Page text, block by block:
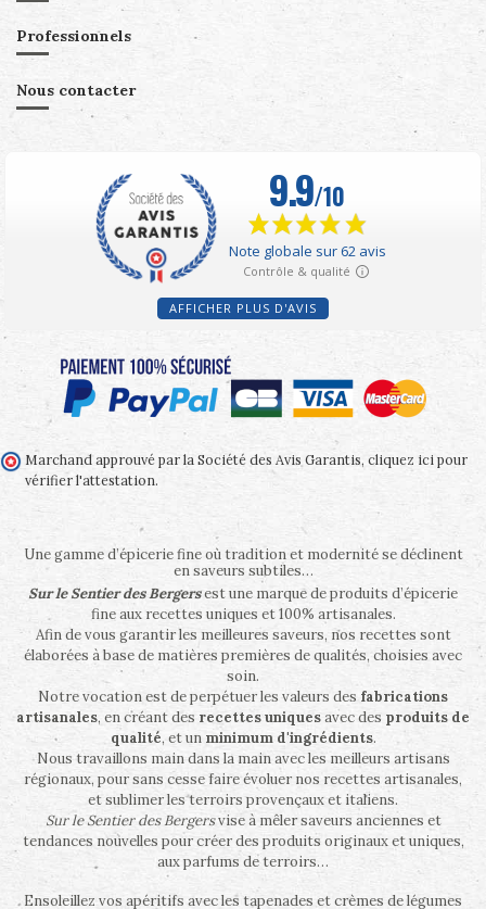
Professionnels
Nous contacter
AFFICHER PLUS D'AVIS
Marchand approuvé par la Société des Avis Garantis, cliquez ici pour
vérifier l'attestation.
Une gamme d’épicerie fine où tradition et modernité se déclinent
en saveurs subtiles…
Sur le Sentier des Bergersest une marque de produits d’épicerie
fine aux recettes uniques et 100% artisanales.
Afin de vous garantir les meilleures saveurs, nos recettes sont
élaborées à base de matières premières de qualités, choisies avec
soin.
Notre vocation est de perpétuer les valeurs des fabrications
artisanales, en créant des recettes uniquesavec des produits de
qualité, et un minimum d'ingrédients.
Nous travaillons main dans la main avec les meilleurs artisans
régionaux, pour sans cesse faire évoluer nos recettes artisanales,
et sublimer les terroirs provençaux et italiens.
Sur le Sentier des Bergersvise à mêler saveurs anciennes et
tendances nouvelles pour créer des produits originaux et uniques,
aux parfums de terroirs…
Ensoleillez vos apéritifs avec les tapenades et crèmes de légumes